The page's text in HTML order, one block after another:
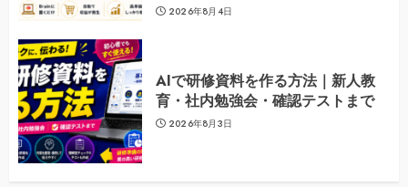
2026年8月4日
AIで研修資料を作る方法｜新人教
育・社内勉強会・確認テストまで
2026年8月3日